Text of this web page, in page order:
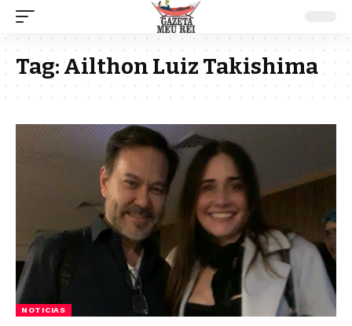
Tag:Ailthon Luiz Takishima
NOTICIAS